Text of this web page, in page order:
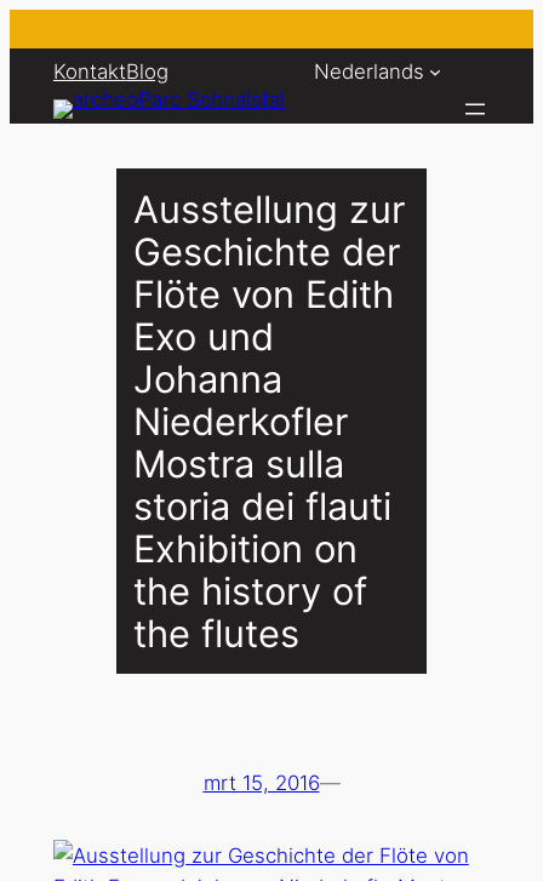
naar
inhoud
KontaktBlog Nederlands
Ausstellung zur
Geschichte der
Flöte von Edith
Exo und
Johanna
Niederkofler
Mostra sulla
storia dei flauti
Exhibition on
the history of
the flutes
mrt 15, 2016—